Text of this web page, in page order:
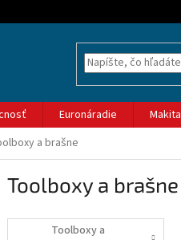
Euronáradie Makita
a brašne
Toolboxy a brašne
Toolboxy a